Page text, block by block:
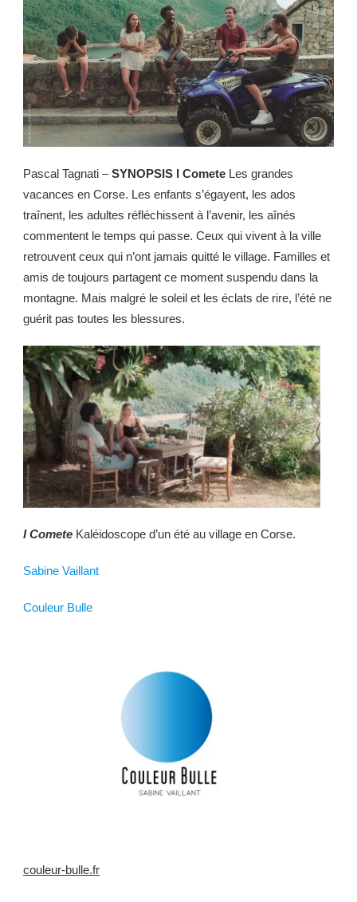
Pascal Tagnati –SYNOPSIS I Comete Les grandes
vacances en Corse. Les enfants s’égayent, les ados
traînent, les adultes réfléchissent à l’avenir, les aînés
commentent le temps qui passe. Ceux qui vivent à la ville
retrouvent ceux qui n’ont jamais quitté le village. Familles et
amis de toujours partagent ce moment suspendu dans la
montagne. Mais malgré le soleil et les éclats de rire, l’été ne
guérit pas toutes les blessures.
I Comete Kaléidoscope d’un été au village en Corse.
Sabine Vaillant
Couleur Bulle
couleur-bulle.fr